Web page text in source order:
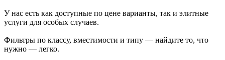
У нас есть как доступные по цене варианты, так и элитные
услуги для особых случаев.
Фильтры по классу, вместимости и типу — найдите то, что
нужно — легко.